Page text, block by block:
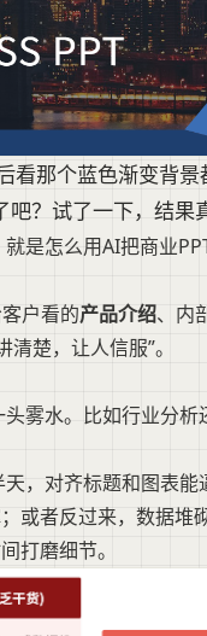
那个蓝色渐变背
？试了一下，结果
是怎么用AI把商业
户看的产品介绍、内
楚，让人信服”。
雾水。比如行业分析
，对齐标题和图表能
或者反过来，数据堆
打磨细节。